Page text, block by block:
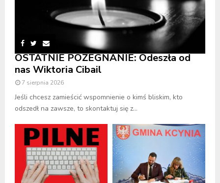
OSTATNIE POŻEGNANIE: Odeszła od
nas Wiktoria Cibail
7 sierpnia 2026
Jeśli chcesz zamieścić wspomnienie o kimś bliskim, kto
odszedł na zawsze, to skontaktuj się z...